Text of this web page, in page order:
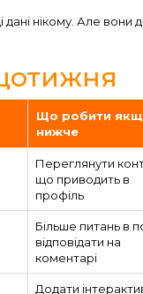
нікому. Але вони
Що робити
нижче
Переглянути
що приводить в
профіль
Більше питань в
відповідати на
коментарі
Додати